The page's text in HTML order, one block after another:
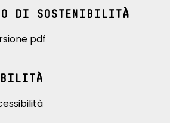
DI SOSTENIBILITÀ
pdf